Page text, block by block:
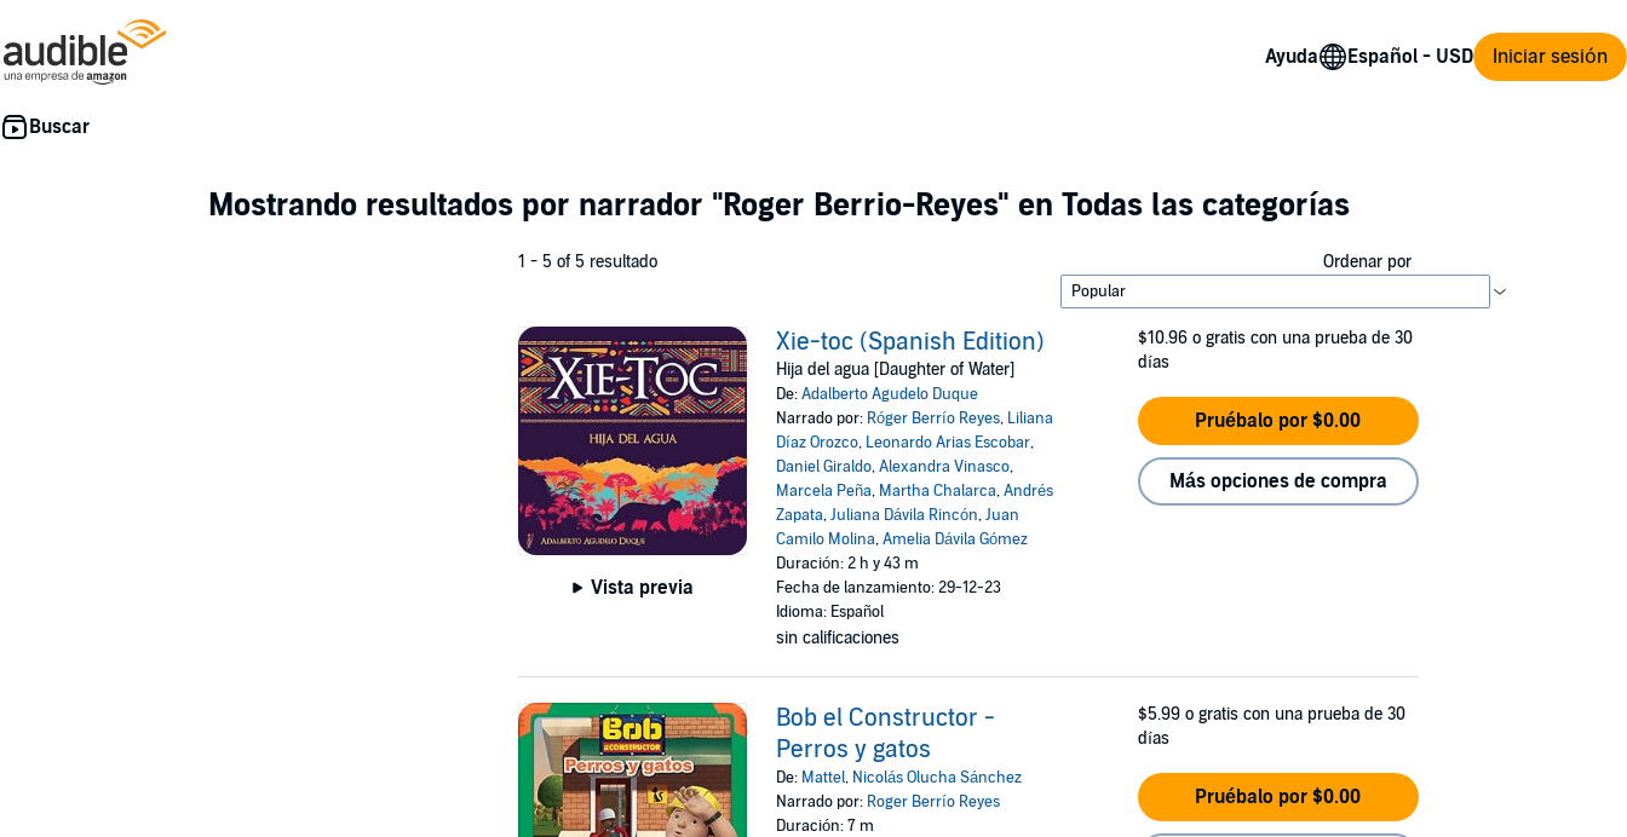
Ayuda Iniciar sesión
Mostrando resultados por narrador "Roger Berrio-Reyes" en Todas las categorías
1 - 5 of 5 resultado Ordenar por
Vista previa
Xie-toc (Spanish Edition)
Hija del agua [Daughter of Water]
De:Adalberto Agudelo Duque
Narrado por: Róger Berrío Reyes, Liliana
Díaz Orozco, Leonardo Arias Escobar,
Daniel Giraldo,Alexandra Vinasco,
Marcela Peña, Martha Chalarca,Andrés
Zapata,Juliana Dávila Rincón,Juan
Camilo Molina,Amelia Dávila Gómez
Duración: 2 h y 43 m
Fecha de lanzamiento: 29-12-23
Idioma: Español
sin calificaciones
$10.96 o gratis con una prueba de 30
días
Pruébalo por $0.00
Más opciones de compra
Bob el Constructor -
Perros y gatos
De: Mattel, Nicolás Olucha Sánchez
Narrado por: Roger Berrío Reyes
Duración: 7 m
$5.99 o gratis con una prueba de 30
días
Pruébalo por $0.00